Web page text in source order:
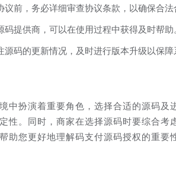
议前，务必详细审查协议条款，以确保合法
提供商，可以在使用过程中获得及时帮助
源码的更新情况，及时进行版本升级以保障
中扮演着重要角色，选择合适的源码及
性。同时，商家在选择源码时要综合考
助您更好地理解码支付源码授权的重要